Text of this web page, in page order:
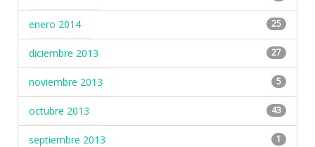
enero 2014 25
diciembre 2013 27
noviembre 2013 5
octubre 2013 43
septiembre 2013 1